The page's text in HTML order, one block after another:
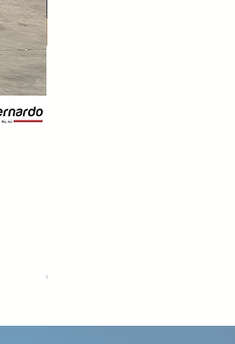
Price
€33,000.00